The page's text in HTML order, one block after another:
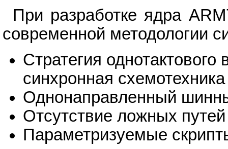
При разработке ядра
современной методологии
Стратегия
синхронная схемотехника
Однонаправленный
Отсутствие ложных путей
Параметризуемые